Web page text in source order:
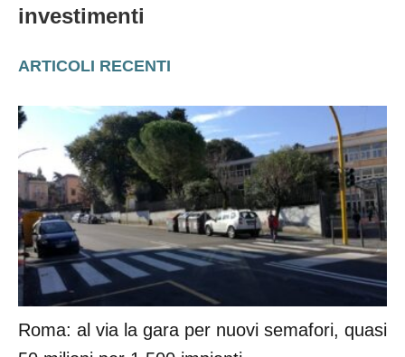
investimenti
ARTICOLI RECENTI
Roma: al via la gara per nuovi semafori, quasi